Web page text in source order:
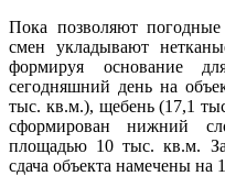
Пока позволяют погодные
смен укладывают
формируя основание
сегодняшний день на
тыс. кв.м.), щебень (17,1
сформирован нижний
площадью 10 тыс. кв.м.
сдача объекта намечены на